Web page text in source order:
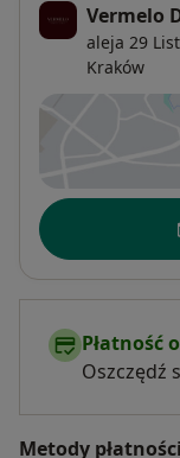
Vermelo
aleja 29
Kraków
Dostępność
Płatność
Oszczędź
Metody